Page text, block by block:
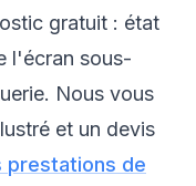
gratuit : état
l'écran sous-
Nous vous
et un devis
prestations de